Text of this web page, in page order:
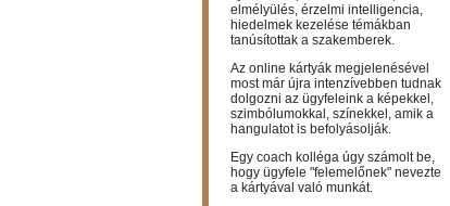
elmélyülés, érzelmi intelligencia,
hiedelmek kezelése témákban
tanúsítottak a szakemberek.
Az online kártyák megjelenésével
most már újra intenzívebben tudnak
dolgozni az ügyfeleink a képekkel,
szimbólumokkal, színekkel, amik a
hangulatot is befolyásolják.
Egy coach kolléga úgy számolt be,
hogy ügyfele "felemelőnek" nevezte
a kártyával való munkát.